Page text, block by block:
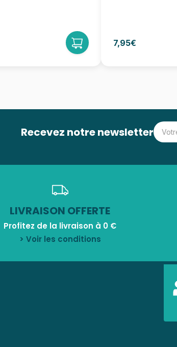
7,95€
Recevez notre newsletter
LIVRAISON OFFERTE
Profitez de la livraison à 0 €
> Voir les conditions